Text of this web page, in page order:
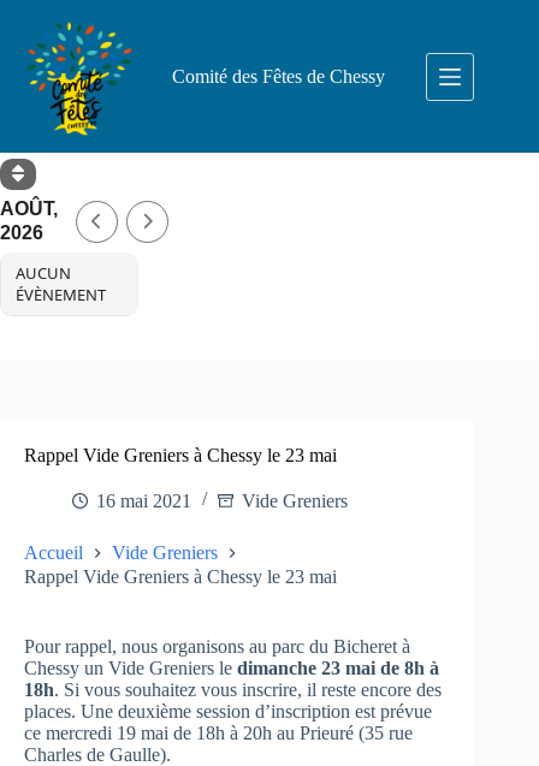
contenu
Comité des Fêtes de Chessy
AOÛT,
2026
AUCUN
ÉVÈNEMENT
Rappel Vide Greniers à Chessy le 23 mai
16 mai 2021 Vide Greniers
Accueil
Vide Greniers
Rappel Vide Greniers à Chessy le 23 mai
Pour rappel, nous organisons au parc du Bicheret à
Chessy un Vide Greniers le dimanche 23 mai de 8h à
18h. Si vous souhaitez vous inscrire, il reste encore des
places. Une deuxième session d’inscription est prévue
ce mercredi 19 mai de 18h à 20h au Prieuré (35 rue
Charles de Gaulle).